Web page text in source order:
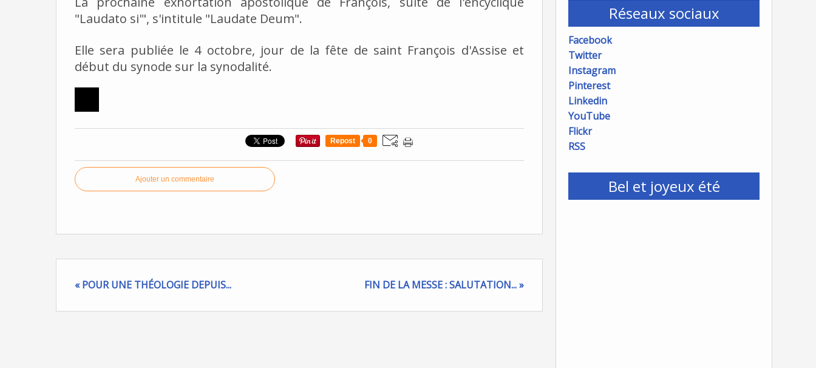
Réseaux sociaux
Facebook
Twitter
Instagram
Pinterest
Linkedin
YouTube
Flickr
RSS
Bel et joyeux été
"Laudato si'", s'intitule "Laudate Deum".
Elle sera publiée le 4 octobre, jour de la fête de saint François d'Assise et
début du synode sur la synodalité.
Repost 0
Ajouter un commentaire
« POUR UNE THÉOLOGIE DEPUIS... FIN DE LA MESSE : SALUTATION... »